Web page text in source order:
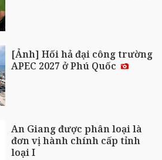
[Ảnh] Hối hả đại công trường
APEC 2027 ở Phú Quốc
An Giang được phân loại là
đơn vị hành chính cấp tỉnh
loại I